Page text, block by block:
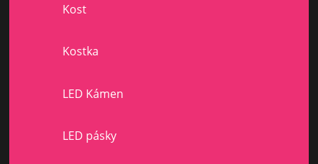
Kost
Kostka
LED Kámen
LED pásky